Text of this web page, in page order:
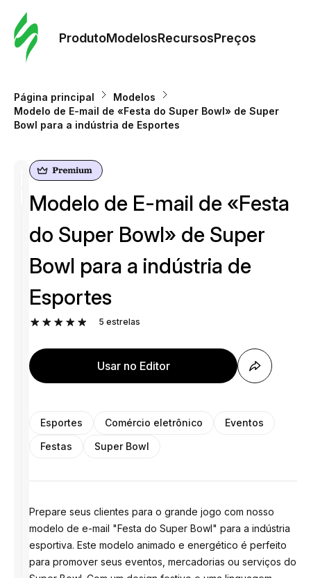
ProdutoModelosRecursosPreços
Página principal
Modelos
Modelo de E-mail de «Festa do Super Bowl» de Super
Bowl para a indústria de Esportes
Modelo de E-mail de «Festa
do Super Bowl» de Super
Bowl para a indústria de
Esportes
5 estrelas
Usar no Editor
Esportes Comércio eletrônico
Eventos
Festas
Super Bowl
Prepare seus clientes para o grande jogo com nosso
modelo de e-mail "Festa do Super Bowl" para a indústria
esportiva. Este modelo animado e energético é perfeito
para promover seus eventos, mercadorias ou serviços do